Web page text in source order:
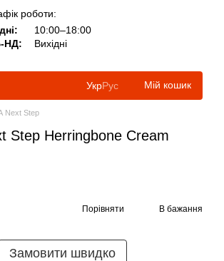
роботи:
10:00–18:00
НД:
Вихідні
УкрРус Мій кошик
Next Step
Step Herringbone Cream
Порівняти В бажання
Замовити швидко